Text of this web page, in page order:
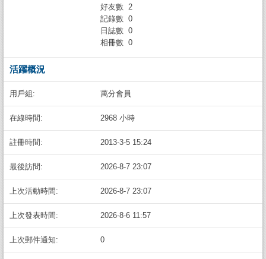
好友數 2
記錄數 0
日誌數 0
相冊數 0
活躍概況
用戶組: 萬分會員
在線時間: 2968 小時
註冊時間: 2013-3-5 15:24
最後訪問: 2026-8-7 23:07
上次活動時間: 2026-8-7 23:07
上次發表時間: 2026-8-6 11:57
上次郵件通知: 0